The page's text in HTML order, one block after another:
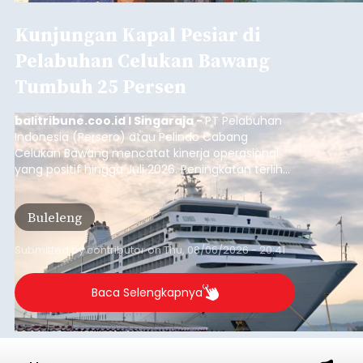
Kunjungan Kapal Pesiar di
Pelabuhan Celukan Bawang
Tumbuh 25 Persen
balitribune.coo.id I Singaraja -PT Pelabuhan
Indonesia (Persero) atau Pelindo Cabang
Celukan Bawang mencatat kinerja operasional
yang positif hingga Juli 2026. Peningkatan terlihat
dari arus kapal yang mencapai 1,48 juta Gross
Tonnage (GT), atau tumbuh 12,4 persen
dibandingkan periode yang sama tahun lalu
yang tercatat sebesar 1,32 juta GT.
Buleleng
Submitted bycontributoronThu, 08/06/2026 - 20:41
Baca Selengkapnya